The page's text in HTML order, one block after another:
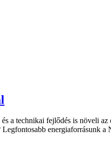
a technikai fejlődés is növeli az
energiaforrásunk